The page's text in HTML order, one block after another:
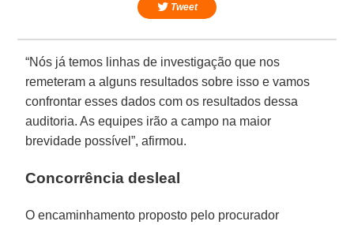
Tweet
“Nós já temos linhas de investigação que nos
remeteram a alguns resultados sobre isso e vamos
confrontar esses dados com os resultados dessa
auditoria. As equipes irão a campo na maior
brevidade possível”, afirmou.
Concorrência desleal
O encaminhamento proposto pelo procurador